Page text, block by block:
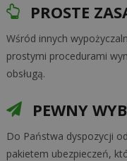
PROSTE
Wśród innych
prostymi procedurami
obsługą.
PEWNY
Do Państwa dyspozycji
pakietem ubezpieczeń,